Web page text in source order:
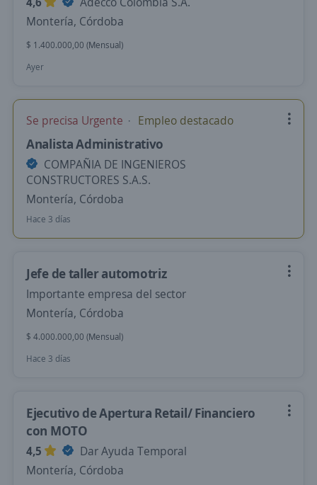
Montería, Córdoba
$ 1.400.000,00 (Mensual)
Ayer
Se precisa Urgente Empleo destacado
Analista Administrativo
COMPAÑIA DE INGENIEROS
CONSTRUCTORES S.A.S.
Montería, Córdoba
Hace 3 días
Jefe de taller automotriz
Importante empresa del sector
Montería, Córdoba
$ 4.000.000,00 (Mensual)
Hace 3 días
Ejecutivo de Apertura Retail/ Financiero
con MOTO
4,5
Dar Ayuda Temporal
Montería, Córdoba